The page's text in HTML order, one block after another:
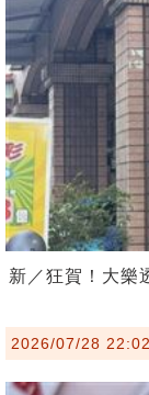
新／狂賀！大樂
2026/07/28 22:02